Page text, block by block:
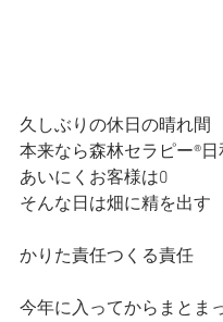
久しぶりの休日の晴れ間
本来なら森林セラピー®︎
あいにくお客様は0
そんな日は畑に精を出す
かりた責任つくる責任
今年に入ってからまとま